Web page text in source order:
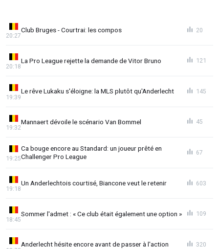
Club Bruges - Courtrai: les compos
20:27
20
La Pro League rejette la demande de Vitor Bruno
20:18
121
Le rêve Lukaku s'éloigne: la MLS plutôt qu'Anderlecht
19:39
145
Mannaert dévoile le scénario Van Bommel
19:32
45
Ca bouge encore au Standard: un joueur prêté en
Challenger Pro League
19:25
67
Un Anderlechtois courtisé, Biancone veut le retenir
19:18
603
Sommer l'admet : « Ce club était également une option »
18:45
109
Anderlecht hésite encore avant de passer à l'action 320